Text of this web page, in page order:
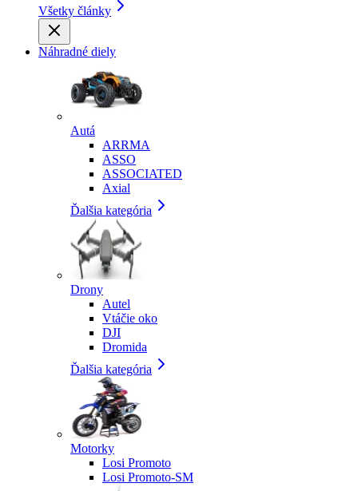
Všetky články
Náhradné diely
Autá
ARRMA
ASSO
ASSOCIATED
Axial
Ďalšia kategória
Drony
Autel
Vtáčie oko
DJI
Dromida
Ďalšia kategória
Motorky
Losi Promoto
Losi Promoto-SM